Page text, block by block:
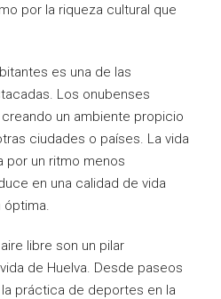
por la riqueza cultural que
es una de las
Los onubenses
un ambiente propicio
ciudades o países. La vida
por un ritmo menos
en una calidad de vida
libre son un pilar
de Huelva. Desde paseos
práctica de deportes en la